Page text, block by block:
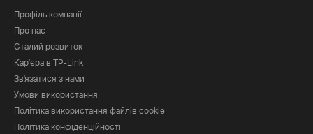
Профіль компанії
Про нас
Сталий розвиток
Кар'єра в TP-Link
Зв'язатися з нами
Умови використання
Політика використання файлів cookie
Політика конфіденційності